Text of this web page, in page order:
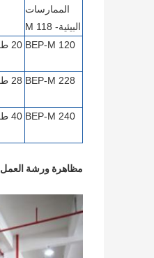
الممارسات
البيئية- M 118
BEP-M 120 20 طريق
BEP-M 228 28 طريق
BEP-M 240 40 طريق
مظاهرة ورشة العمل